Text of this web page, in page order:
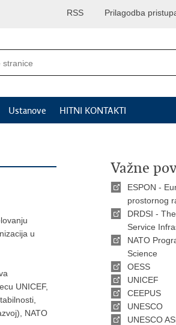
Prilagodba
RSS
Ustanove HITNI KONTAKTI
u
UNICEF,
NATO
Važne
ESPON -
prostornog
DRDSI -
Service
NATO
Science
OESS
UNICEF
CEEPUS
UNESCO
UNESCO